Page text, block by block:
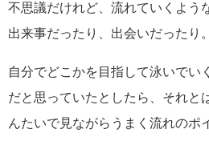
不思議だけれど、流れていくよう
出来事だったり、出会いだったり。
自分でどこかを目指して泳いでい
だと思っていたとしたら、それと
んたいで見ながらうまく流れのポ